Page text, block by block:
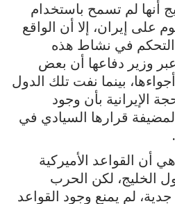
أنها لم تسمح باستخدام
على إيران، إلا أن الواقع
التحكم في نشاط هذه
وزير دفاعها أن بعض
بينما نفت تلك الدول
الإيرانية بأن وجود
قرارها السيادي في
أن القواعد الأميركية
الخليج، لكن الحرب
لم يمنع وجود القواعد